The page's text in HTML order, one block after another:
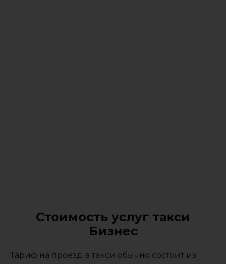
Стоимость услуг такси
Бизнес
Тариф на проезд в такси обычно состоит из